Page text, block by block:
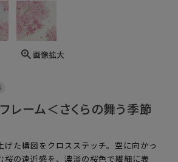
画像拡大
レーム＜さくらの舞う季節
た構図をクロスステッチ。空に向かっ
桜の遠近感を、濃淡の桜色で繊細に表